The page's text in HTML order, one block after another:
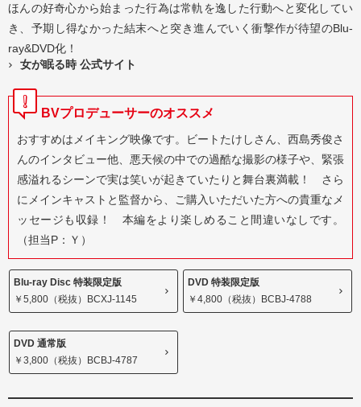
ほんの好奇心から始まった行為は常軌を逸した行動へと変化してい
き、予期し得なかった結末へと突き進んでいく衝撃作が待望のBlu-
ray&DVD化！
女が眠る時 公式サイト
BVプロデューサーのオススメ
おすすめはメイキング映像です。ビートたけしさん、西島秀俊さ
んのインタビュー他、悪天候の中での過酷な撮影の様子や、緊張
感溢れるシーンで実は笑いが起きていたりと舞台裏満載！ さら
にメインキャストと監督から、ご購入いただいた方への貴重なメ
ッセージも収録！ 本編をより楽しめること間違いなしです。
（担当P：Ｙ）
Blu-ray Disc 特装限定版
￥5,800（税抜）BCXJ-1145
DVD 特装限定版
￥4,800（税抜）BCBJ-4788
DVD 通常版
￥3,800（税抜）BCBJ-4787